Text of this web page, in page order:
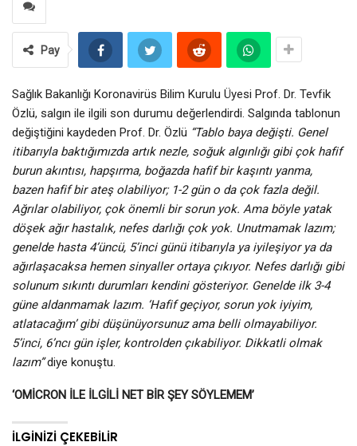
Pay
Sağlık Bakanlığı Koronavirüs Bilim Kurulu Üyesi Prof. Dr. Tevfik
Özlü, salgın ile ilgili son durumu değerlendirdi. Salgında tablonun
değiştiğini kaydeden Prof. Dr. Özlü “Tablo baya değişti. Genel
itibarıyla baktığımızda artık nezle, soğuk algınlığı gibi çok hafif
burun akıntısı, hapşırma, boğazda hafif bir kaşıntı yanma,
bazen hafif bir ateş olabiliyor; 1-2 gün o da çok fazla değil.
Ağrılar olabiliyor, çok önemli bir sorun yok. Ama böyle yatak
döşek ağır hastalık, nefes darlığı çok yok. Unutmamak lazım;
genelde hasta 4’üncü, 5’inci günü itibarıyla ya iyileşiyor ya da
ağırlaşacaksa hemen sinyaller ortaya çıkıyor. Nefes darlığı gibi
solunum sıkıntı durumları kendini gösteriyor. Genelde ilk 3-4
güne aldanmamak lazım. ‘Hafif geçiyor, sorun yok iyiyim,
atlatacağım’ gibi düşünüyorsunuz ama belli olmayabiliyor.
5’inci, 6’ncı gün işler, kontrolden çıkabiliyor. Dikkatli olmak
lazım”diye konuştu.
‘OMİCRON İLE İLGİLİ NET BİR ŞEY SÖYLEMEM’
İLGINIZI ÇEKEBILIR